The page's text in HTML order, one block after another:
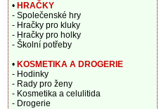
• HRAČKY
- Společenské hry
- Hračky pro kluky
- Hračky pro holky
- Školní potřeby
• KOSMETIKA A DROGERIE
- Hodinky
- Rady pro ženy
- Kosmetika a celulitida
- Drogerie